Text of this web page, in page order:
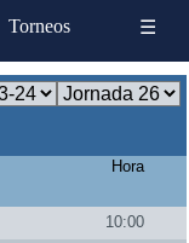
Torneos ☰
Hora
10:00